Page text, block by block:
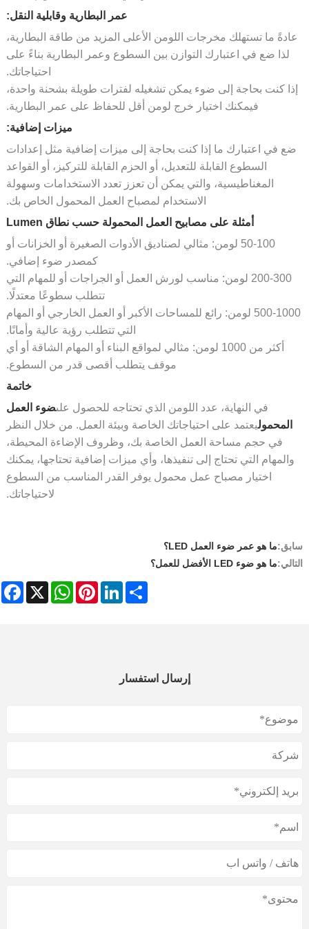
عمر البطارية وقابلية النقل:
ما تستهلك مخرجات اللومن الأعلى المزيد من طاقة البطارية،
لذا ضع في اعتبارك التوازن بين السطوع وعمر البطارية بناءً على
احتياجاتك.
كنت بحاجة إلى ضوء يمكن تشغيله لفترات طويلة بشحنة واحدة،
فيمكنك اختيار خرج لومن أقل للحفاظ على عمر البطارية.
ميزات إضافية:
في اعتبارك ما إذا كنت بحاجة إلى ميزات إضافية مثل إعدادات
السطوع القابلة للتعديل، أو الحزم القابلة للتركيز، أو القواعد
المغناطيسية، والتي يمكن أن تعزز تعدد الاستخدامات وسهولة
الاستخدام لمصباح العمل المحمول الخاص بك.
أمثلة على مصابيح العمل المحمولة حسب نطاق Lumen
50-100 لومن: مثالي لصناديق الأدوات الصغيرة أو الخزانات أو
كمصدر ضوء إضافي.
200-300 لومن: مناسب لورش العمل أو الجراجات أو للمهام التي
تتطلب سطوعًا معتدلًا.
500-1000 لومن: رائع للمساحات الأكبر أو العمل الخارجي أو المهام
التي تتطلب رؤية عالية وأمانًا.
أكثر من 1000 لومن: مثالي لمواقع البناء أو المهام الشاقة أو أي
موقف يتطلب أقصى قدر من السطوع.
خاتمة
في النهاية، عدد اللومن الذي تحتاجه للحصول على ضوء العمل
المحموليعتمد على احتياجاتك الخاصة وبيئة العمل. من خلال النظر
في حجم مساحة العمل الخاصة بك، وظروف الإضاءة المحيطة،
التي تحتاج إلى تنفيذها، وأي ميزات إضافية تحتاجها، يمكنك
اختيار مصباح عمل محمول يوفر القدر المناسب من السطوع
لاحتياجاتك.
ما هو عمر ضوء العمل LED؟
ما هو ضوء LED الأفضل للعمل؟
X
WhatsAppPinterestLinkedInShare
إرسال استفسار